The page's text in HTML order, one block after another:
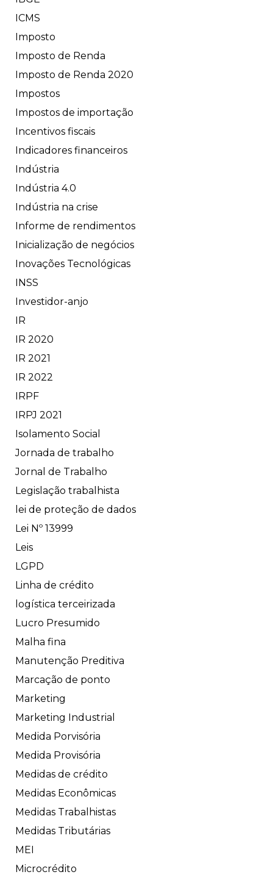
ICMS
Imposto
Imposto de Renda
Imposto de Renda 2020
Impostos
Impostos de importação
Incentivos fiscais
Indicadores financeiros
Indústria
Indústria 4.0
Indústria na crise
Informe de rendimentos
Inicialização de negócios
Inovações Tecnológicas
INSS
Investidor-anjo
IR
IR 2020
IR 2021
IR 2022
IRPF
IRPJ 2021
Isolamento Social
Jornada de trabalho
Jornal de Trabalho
Legislação trabalhista
lei de proteção de dados
Lei Nº 13999
Leis
LGPD
Linha de crédito
logística terceirizada
Lucro Presumido
Malha fina
Manutenção Preditiva
Marcação de ponto
Marketing
Marketing Industrial
Medida Porvisória
Medida Provisória
Medidas de crédito
Medidas Econômicas
Medidas Trabalhistas
Medidas Tributárias
MEI
Microcrédito